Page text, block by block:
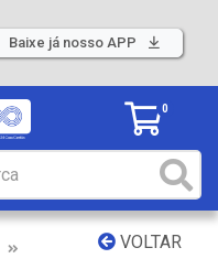
Baixe já nosso APP
0
VOLTAR